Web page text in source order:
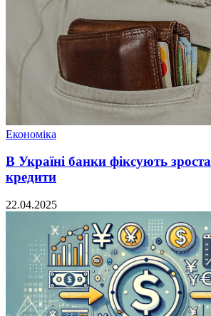
Економіка
В Україні банки фіксують
кредити
22.04.2025